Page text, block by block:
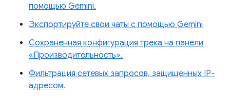
помощью Gemini.
Экспортируйте свои чаты с помощью Gemini
Сохраненная конфигурация трека на панели
«Производительность».
Фильтрация сетевых запросов, защищенных IP-
адресом.